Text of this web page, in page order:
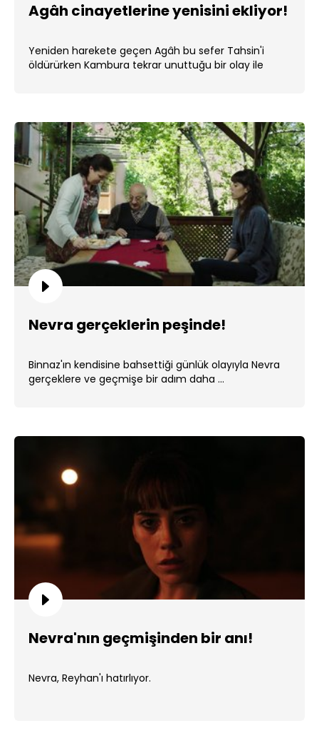
Agâh cinayetlerine yenisini ekliyor!
Yeniden harekete geçen Agâh bu sefer Tahsin'i
öldürürken Kambura tekrar unuttuğu bir olay ile
Nevra gerçeklerin peşinde!
Binnaz'ın kendisine bahsettiği günlük olayıyla Nevra
gerçeklere ve geçmişe bir adım daha ...
Nevra'nın geçmişinden bir anı!
Nevra, Reyhan'ı hatırlıyor.